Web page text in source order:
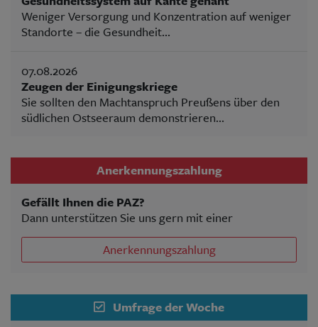
Weniger Versorgung und Konzentration auf weniger
Standorte – die Gesundheit...
07.08.2026
Zeugen der Einigungskriege
Sie sollten den Machtanspruch Preußens über den
südlichen Ostseeraum demonstrieren...
Anerkennungszahlung
Gefällt Ihnen die PAZ?
Dann unterstützen Sie uns gern mit einer
Anerkennungszahlung
Umfrage der Woche